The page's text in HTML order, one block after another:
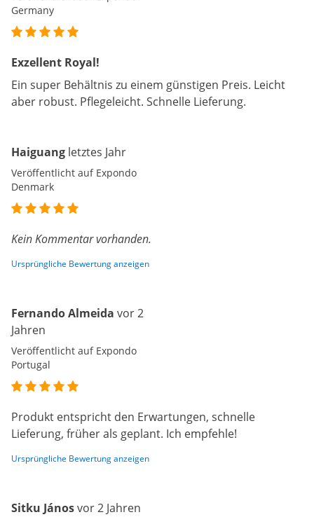
Germany
Exzellent Royal!
Ein super Behältnis zu einem günstigen Preis. Leicht
aber robust. Pflegeleicht. Schnelle Lieferung.
Haiguang letztes Jahr
Veröffentlicht auf Expondo
Denmark
Kein Kommentar vorhanden.
Ursprüngliche Bewertung anzeigen
Fernando Almeida vor 2
Jahren
Veröffentlicht auf Expondo
Portugal
Produkt entspricht den Erwartungen, schnelle
Lieferung, früher als geplant. Ich empfehle!
Ursprüngliche Bewertung anzeigen
Sitku Jánosvor 2 Jahren